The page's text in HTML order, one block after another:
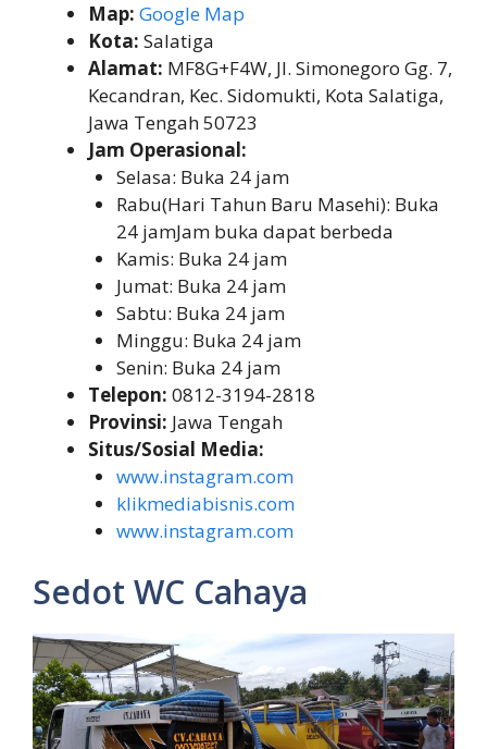
Map: Google Map
Kota: Salatiga
Alamat: MF8G+F4W, Jl. Simonegoro Gg. 7,
Kecandran, Kec. Sidomukti, Kota Salatiga,
Jawa Tengah 50723
Jam Operasional:
Selasa: Buka 24 jam
Rabu(Hari Tahun Baru Masehi): Buka
24 jamJam buka dapat berbeda
Kamis: Buka 24 jam
Jumat: Buka 24 jam
Sabtu: Buka 24 jam
Minggu: Buka 24 jam
Senin: Buka 24 jam
Telepon: 0812-3194-2818
Provinsi: Jawa Tengah
Situs/Sosial Media:
www.instagram.com
klikmediabisnis.com
www.instagram.com
Sedot WC Cahaya